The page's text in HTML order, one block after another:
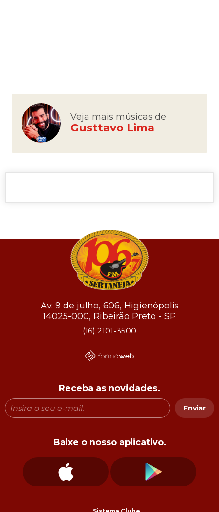
Veja mais músicas de
Gusttavo Lima
Av. 9 de julho, 606, Higienópolis
14025-000, Ribeirão Preto - SP
(16) 2101-3500
Receba as novidades.
Enviar
Baixe o nosso aplicativo.